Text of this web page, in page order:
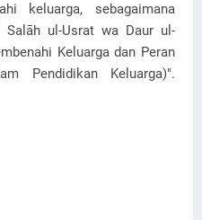
keluarga, sebagaimana
ul-Usrat wa Daur ul-
Keluarga dan Peran
Pendidikan Keluarga)".